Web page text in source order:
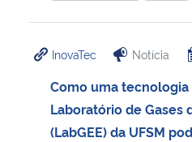
Ministério do Desenvolvimento Regional
Controladoria-Geral da União
Ministério da Mulher, da Família e dos
InovaTec Notícia
Como uma
Laboratório de Gases
(LabGEE) da UFSM